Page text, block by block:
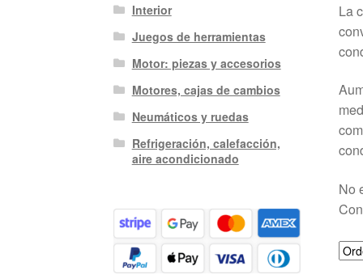
La
No
Interior
Juegos de herramientas
Motor: piezas y accesorios
Motores, cajas de cambios
Neumáticos y ruedas
Refrigeración, calefacción,
aire acondicionado